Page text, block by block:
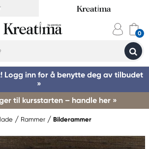
Logg inn for å benytte deg av tilbudet
»
til kursstarten – handle her »
Rammer Bilderammer